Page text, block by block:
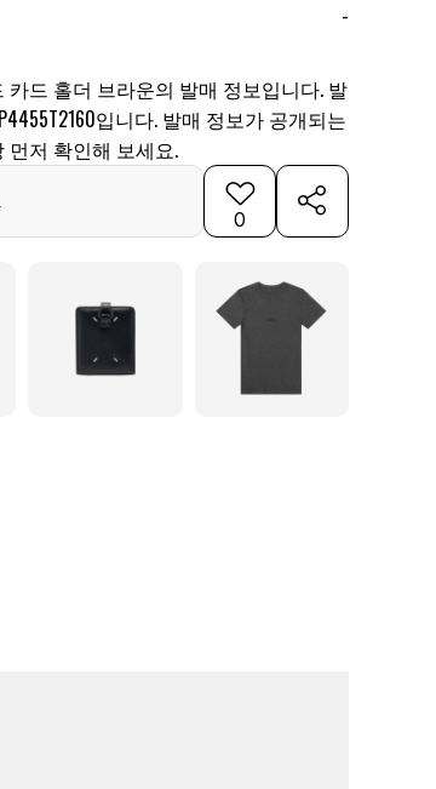
-
드 홀더 브라운의 발매 정보입니다. 발
입니다. 발매 정보가 공개되는
저 확인해 보세요.
0